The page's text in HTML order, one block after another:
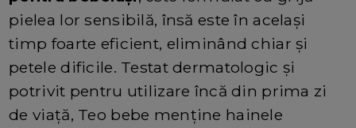
pielea lor sensibilă, însă este în același
timp foarte eficient, eliminând chiar și
petele dificile. Testat dermatologic și
potrivit pentru utilizare încă din prima zi
de viață, Teo bebe menține hainele